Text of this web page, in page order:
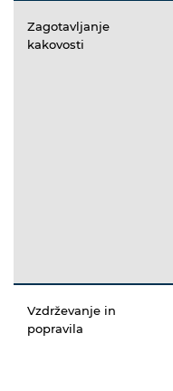
Zagotavljanje
kakovosti
Vzdrževanje in
popravila